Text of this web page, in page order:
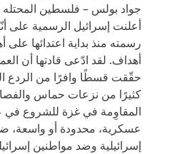
جواد بولس – فلسطين المحتله
أعلنت إسرائيل الرسمية على
رسمته منذ بداية اعتدائها
أهداف. لقد ادّعى قادتها أن
حقّقت قسطًا وافرًا من الردع
كثيرًا من نزعات حماس
المقاوِمة في غزة للشروع في
عسكرية، محدودة أو واسعة،
إسرائيلية وضد مواطنين